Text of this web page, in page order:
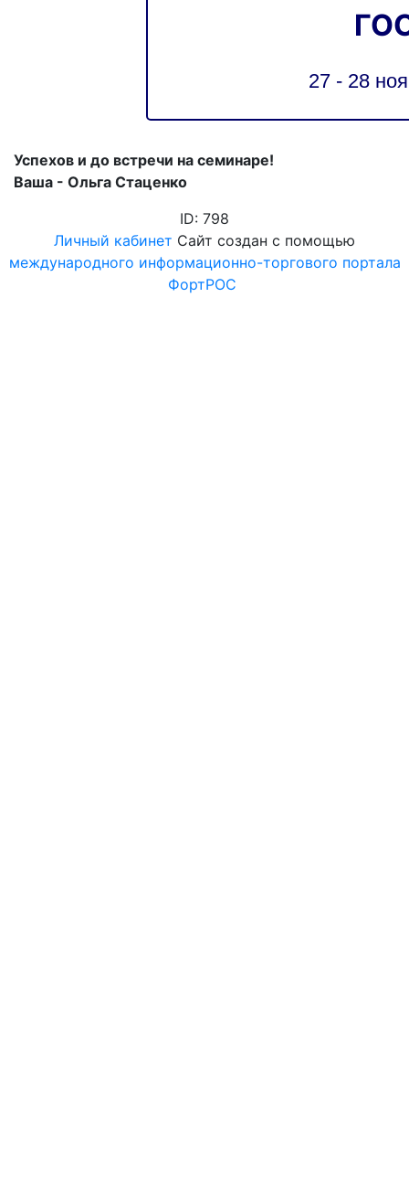
27 - 28
Успехов и до встречи на семинаре!
Ваша - Ольга Стаценко
ID: 798
Личный кабинет Сайт создан с помощью
международного информационно-торгового портала
ФортРОС